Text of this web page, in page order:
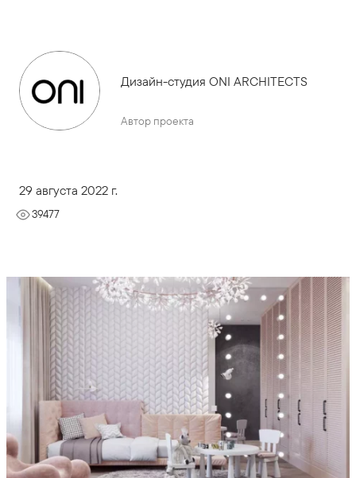
Дизайн-студия ONI ARCHITECTS
Автор проекта
29 августа 2022 г.
39477